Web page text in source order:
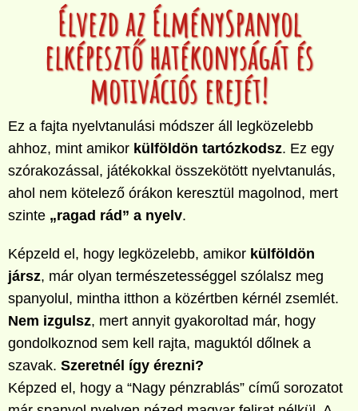
Élvezd az ÉlménySpanyol
elképesztő hatékonyságát és
motivációs erejét!
Ez a fajta nyelvtanulási módszer áll legközelebb
ahhoz, mint amikor külföldön tartózkodsz. Ez egy
szórakozással, játékokkal összekötött nyelvtanulás,
ahol nem kötelező órákon keresztül magolnod, mert
szinte „ragad rád” a nyelv.
Képzeld el, hogy legközelebb, amikor külföldön
jársz, már olyan természetességgel szólalsz meg
spanyolul, mintha itthon a közértben kérnél zsemlét.
Nem izgulsz, mert annyit gyakoroltad már, hogy
gondolkoznod sem kell rajta, maguktól dőlnek a
szavak. Szeretnél így érezni?
Képzed el, hogy a “Nagy pénzrablás” című sorozatot